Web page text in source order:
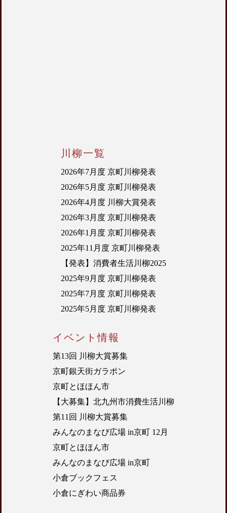
イベント情報
第13回 川柳大賞募集
京町銀天街ガラポン
京町とほほん市
【大募集】北九州市消費生活川柳
第11回 川柳大賞募集
みんなのまなび広場 in京町 12月
京町とほほん市
みんなのまなび広場 in京町
小倉ブックフェス
小倉にぎわい商品券
川柳一覧
2026年7月度 京町川柳発表
2026年5月度 京町川柳発表
2026年4月度 川柳大賞発表
2026年3月度 京町川柳発表
2026年1月度 京町川柳発表
2025年11月度 京町川柳発表
【発表】消費者生活川柳2025
2025年9月度 京町川柳発表
2025年7月度 京町川柳発表
2025年5月度 京町川柳発表